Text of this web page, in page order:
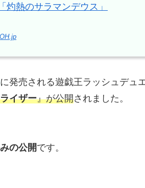
灼熱のサラマンデウス」
に発売される遊戯王ラッシュデュ
イザー』が公開されました。
の公開です。